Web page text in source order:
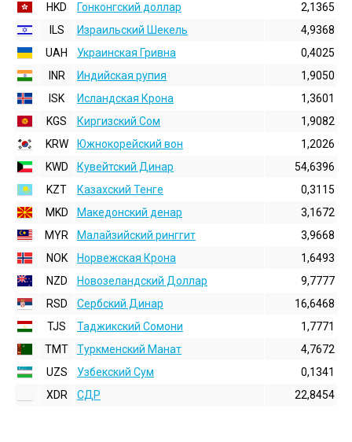
HKD
Гонконгский доллаp
2,1365
ILS
Израильский Шекель
4,9368
UAH
Украинская Гривна
0,4025
INR
Индийская pупия
1,9050
ISK
Исландская Крона
1,3601
KGS
Киргизский Сом
1,9082
KRW
Южнокорейский вон
1,2026
KWD
Кувейтский Динар
54,6396
KZT
Казахский Тенге
0,3115
MKD
Македонский денар
3,1672
MYR
Малайзийский ринггит
3,9668
NOK
Норвежская Крона
1,6493
NZD
Новозеландский Доллар
9,7777
RSD
Сербский Динар
16,6468
TJS
Таджикский Сомони
1,7771
TMT
Туркменский Манат
4,7672
UZS
Узбекский Сум
0,1341
XDR
СДР 22,8454